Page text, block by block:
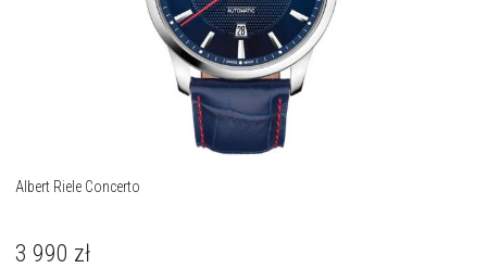
Albert Riele Concerto
3 990 zł